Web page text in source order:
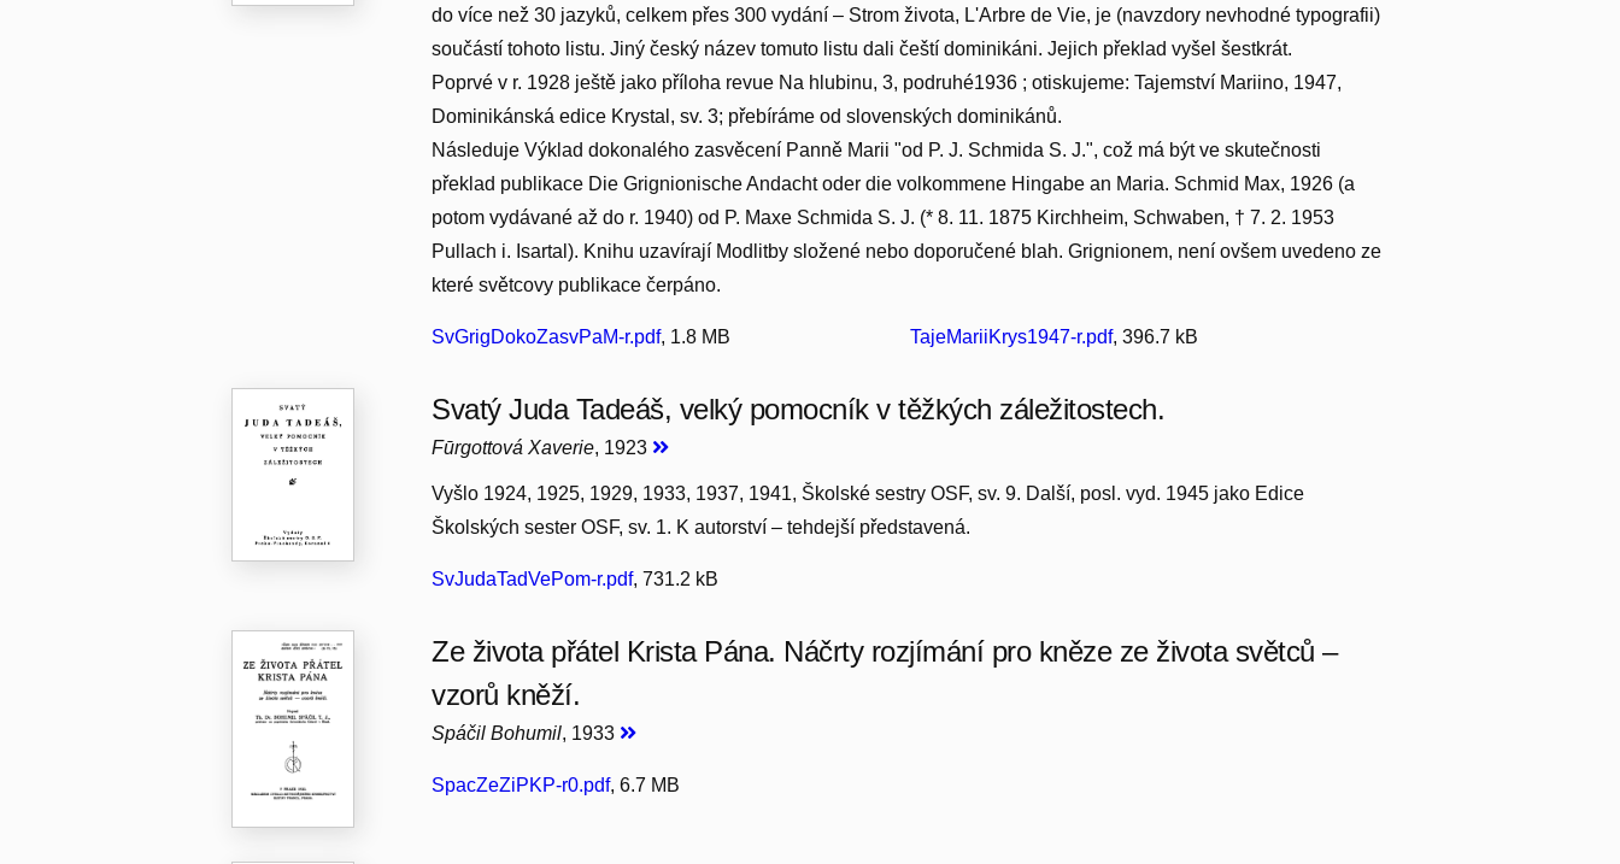
do více než 30 jazyků, celkem přes 300 vydání – Strom života, L'Arbre de Vie, je (navzdory nevhodné typografii)
součástí tohoto listu. Jiný český název tomuto listu dali čeští dominikáni. Jejich překlad vyšel šestkrát.
Poprvé v r. 1928 ještě jako příloha revue Na hlubinu, 3, podruhé1936 ; otiskujeme: Tajemství Mariino, 1947,
Dominikánská edice Krystal, sv. 3; přebíráme od slovenských dominikánů.
Následuje Výklad dokonalého zasvěcení Panně Marii "od P. J. Schmida S. J.", což má být ve skutečnosti
překlad publikace Die Grignionische Andacht oder die volkommene Hingabe an Maria. Schmid Max, 1926 (a
potom vydávané až do r. 1940) od P. Maxe Schmida S. J. (* 8. 11. 1875 Kirchheim, Schwaben, † 7. 2. 1953
Pullach i. Isartal). Knihu uzavírají Modlitby složené nebo doporučené blah. Grignionem, není ovšem uvedeno ze
které světcovy publikace čerpáno.
SvGrigDokoZasvPaM-r.pdf, 1.8 MB TajeMariiKrys1947-r.pdf, 396.7 kB
Svatý Juda Tadeáš, velký pomocník v těžkých záležitostech.
Fūrgottová Xaverie, 1923
Vyšlo 1924, 1925, 1929, 1933, 1937, 1941, Školské sestry OSF, sv. 9. Další, posl. vyd. 1945 jako Edice
Školských sester OSF, sv. 1. K autorství – tehdejší představená.
SvJudaTadVePom-r.pdf, 731.2 kB
Ze života přátel Krista Pána. Náčrty rozjímání pro kněze ze života světců –
vzorů kněží.
Spáčil Bohumil, 1933
SpacZeZiPKP-r0.pdf, 6.7 MB